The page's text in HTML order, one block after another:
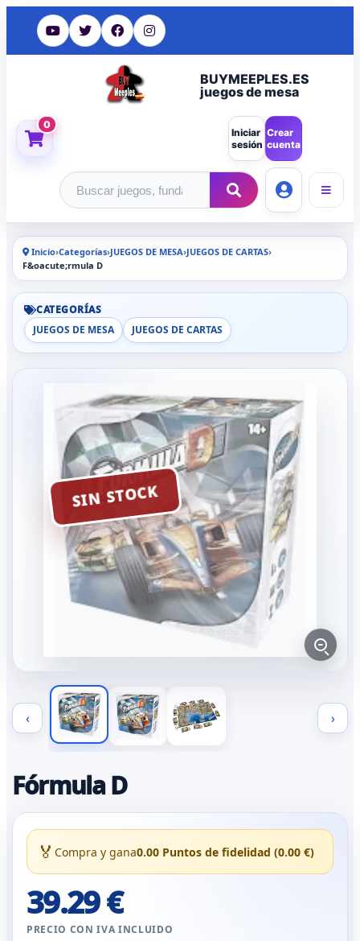
BUYMEEPLES.ES
juegos de mesa
0
Iniciar
sesión
Crear
cuenta
Buscar productos
Inicio›Categorías›JUEGOS DE MESA›JUEGOS DE CARTAS›
F&oacute;rmula D
CATEGORÍAS
JUEGOS DE MESA
JUEGOS DE CARTAS
SIN STOCK
‹ ›
Fórmula D
🏅 Compra y gana0.00 Puntos de fidelidad (0.00 €)
39.29 €
PRECIO CON IVA INCLUIDO